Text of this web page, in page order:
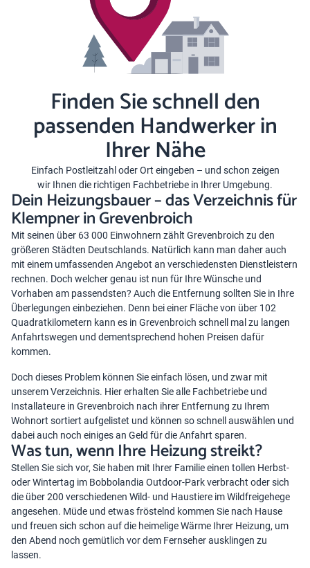
Finden Sie schnell den
passenden Handwerker in
Ihrer Nähe
Einfach Postleitzahl oder Ort eingeben – und schon zeigen
wir Ihnen die richtigen Fachbetriebe in Ihrer Umgebung.
Dein Heizungsbauer – das Verzeichnis für
Klempner in Grevenbroich
Mit seinen über 63 000 Einwohnern zählt Grevenbroich zu den
größeren Städten Deutschlands. Natürlich kann man daher auch
mit einem umfassenden Angebot an verschiedensten Dienstleistern
rechnen. Doch welcher genau ist nun für Ihre Wünsche und
Vorhaben am passendsten? Auch die Entfernung sollten Sie in Ihre
Überlegungen einbeziehen. Denn bei einer Fläche von über 102
Quadratkilometern kann es in Grevenbroich schnell mal zu langen
Anfahrtswegen und dementsprechend hohen Preisen dafür
kommen.
Doch dieses Problem können Sie einfach lösen, und zwar mit
unserem Verzeichnis. Hier erhalten Sie alle Fachbetriebe und
Installateure in Grevenbroich nach ihrer Entfernung zu Ihrem
Wohnort sortiert aufgelistet und können so schnell auswählen und
dabei auch noch einiges an Geld für die Anfahrt sparen.
Was tun, wenn Ihre Heizung streikt?
Stellen Sie sich vor, Sie haben mit Ihrer Familie einen tollen Herbst-
oder Wintertag im Bobbolandia Outdoor-Park verbracht oder sich
die über 200 verschiedenen Wild- und Haustiere im Wildfreigehege
angesehen. Müde und etwas fröstelnd kommen Sie nach Hause
und freuen sich schon auf die heimelige Wärme Ihrer Heizung, um
den Abend noch gemütlich vor dem Fernseher ausklingen zu
lassen.